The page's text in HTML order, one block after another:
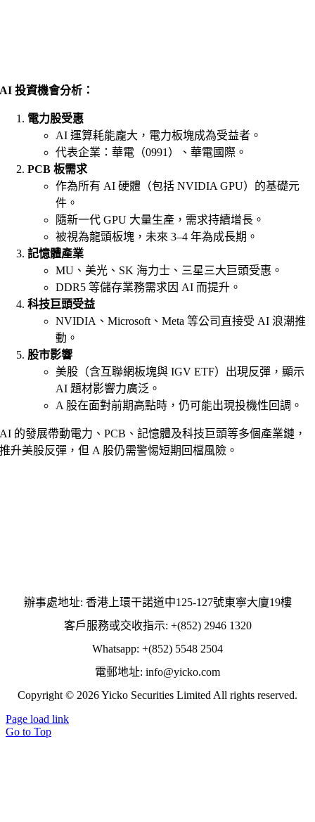
AI 投資機會分析：
電力股受惠
AI 運算耗能龐大，電力板塊成為受益者。
代表企業：華電（0991）、華電國際。
PCB 板需求
作為所有 AI 硬體（包括 NVIDIA GPU）的基礎元
件。
隨新一代 GPU 大量生產，需求持續增長。
被視為龍頭板塊，未來 3–4 年為成長期。
記憶體產業
MU、美光、SK 海力士、三星三大巨頭受惠。
DDR5 等儲存業務需求因 AI 而提升。
科技巨頭受益
NVIDIA、Microsoft、Meta 等公司直接受 AI 浪潮推
動。
股市影響
美股（含互聯網板塊與 IGV ETF）出現反彈，顯示
AI 題材影響力廣泛。
A 股在面對前期高點時，仍可能出現投機性回調。
AI 的發展帶動電力、PCB、記憶體及科技巨頭等多個產業鏈，
推升美股反彈，但 A 股仍需警惕短期回檔風險。
辦事處地址: 香港上環干諾道中125-127號東寧大廈19樓
客戶服務或交收指示: +(852) 2946 1320
Whatsapp: +(852) 5548 2504
電郵地址: info@yicko.com
Copyright © 2026 Yicko Securities Limited All rights reserved.
Page load link
Go to Top